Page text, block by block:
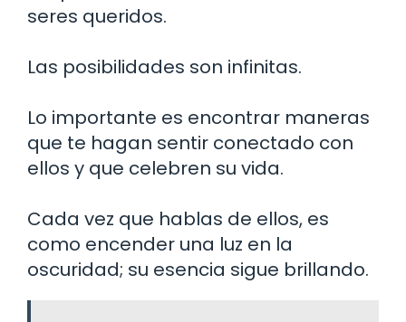
seres queridos.
Las posibilidades son infinitas.
Lo importante es encontrar maneras
que te hagan sentir conectado con
ellos y que celebren su vida.
Cada vez que hablas de ellos, es
como encender una luz en la
oscuridad; su esencia sigue brillando.